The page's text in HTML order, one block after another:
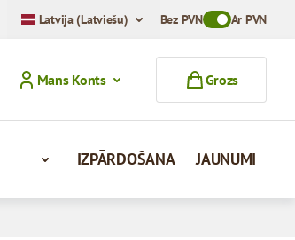
Latvija (Latviešu) Bez PVNToggle VAT
Ar PVN
Mans Konts
Grozs
IZPĀRDOŠANA JAUNUMI